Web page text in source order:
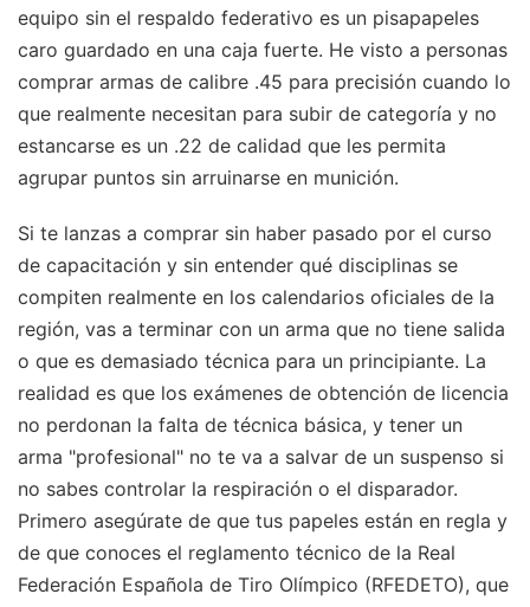
equipo sin el respaldo federativo es un pisapapeles
caro guardado en una caja fuerte. He visto a personas
comprar armas de calibre .45 para precisión cuando lo
que realmente necesitan para subir de categoría y no
estancarse es un .22 de calidad que les permita
agrupar puntos sin arruinarse en munición.
Si te lanzas a comprar sin haber pasado por el curso
de capacitación y sin entender qué disciplinas se
compiten realmente en los calendarios oficiales de la
región, vas a terminar con un arma que no tiene salida
o que es demasiado técnica para un principiante. La
realidad es que los exámenes de obtención de licencia
no perdonan la falta de técnica básica, y tener un
arma "profesional" no te va a salvar de un suspenso si
no sabes controlar la respiración o el disparador.
Primero asegúrate de que tus papeles están en regla y
de que conoces el reglamento técnico de la Real
Federación Española de Tiro Olímpico (RFEDETO), que